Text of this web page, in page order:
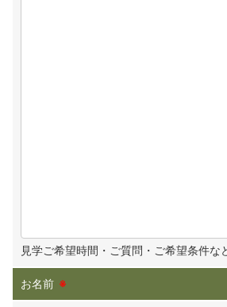
見学ご希望時間・ご質問・ご希望条件
お名前 ※